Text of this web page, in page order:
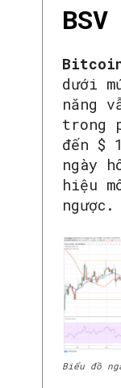
dưới
năng
trong
đến $
ngày
hiệu
ngược.
Biểu đồ